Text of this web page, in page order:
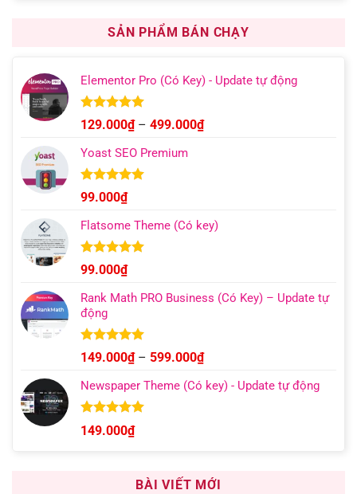
1.000.000₫.
là:
499.000₫.
SẢN PHẨM BÁN CHẠY
Elementor Pro (Có Key) - Update tự động
Được xếp
hạng 4.93
5 sao
129.000₫ – 499.000₫Khoảng
Yoast SEO Premium
Được xếp
hạng 4.96
5 sao
99.000₫
Flatsome Theme (Có key)
Được xếp
hạng 4.95
5 sao
99.000₫
Rank Math PRO Business (Có Key) – Update tự
động
Được xếp
hạng 5.00
5 sao
149.000₫ – 599.000₫Khoảng
từ
Newspaper Theme (Có key) - Update tự động
Được xếp
hạng4.92
149.000₫
BÀI VIẾT MỚI